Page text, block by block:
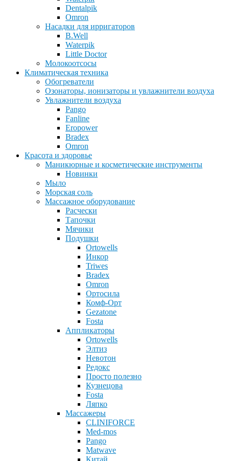
Dentalpik
Omron
Насадки для ирригаторов
B.Well
Waterpik
Little Doctor
Молокоотсосы
Климатическая техника
Обогреватели
Озонаторы, ионизаторы и увлажнители воздуха
Увлажнители воздуха
Pango
Fanline
Eropower
Bradex
Omron
Красота и здоровье
Маникюрные и косметические инструменты
Новинки
Мыло
Морская соль
Массажное оборудование
Расчески
Тапочки
Мячики
Подушки
Ortowells
Инкор
Triwes
Bradex
Omron
Ортосила
Комф-Орт
Gezatone
Fosta
Аппликаторы
Ortowells
Элтиз
Невотон
Редокс
Просто полезно
Кузнецова
Fosta
Ляпко
Массажеры
CLINIFORCE
Med-mos
Pango
Matwave
Китай